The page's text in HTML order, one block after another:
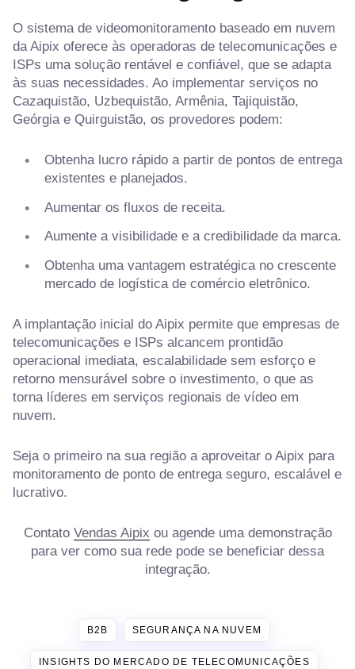
O sistema de videomonitoramento baseado em nuvem
da Aipix oferece às operadoras de telecomunicações e
ISPs uma solução rentável e confiável, que se adapta
às suas necessidades. Ao implementar serviços no
Cazaquistão, Uzbequistão, Armênia, Tajiquistão,
Geórgia e Quirguistão, os provedores podem:
Obtenha lucro rápido a partir de pontos de entrega
existentes e planejados.
Aumentar os fluxos de receita.
Aumente a visibilidade e a credibilidade da marca.
Obtenha uma vantagem estratégica no crescente
mercado de logística de comércio eletrônico.
A implantação inicial do Aipix permite que empresas de
telecomunicações e ISPs alcancem prontidão
operacional imediata, escalabilidade sem esforço e
retorno mensurável sobre o investimento, o que as
torna líderes em serviços regionais de vídeo em
nuvem.
Seja o primeiro na sua região a aproveitar o Aipix para
monitoramento de ponto de entrega seguro, escalável e
lucrativo.
Contato Vendas Aipix ou agende uma demonstração
para ver como sua rede pode se beneficiar dessa
integração.
B2B SEGURANÇA NA NUVEM
INSIGHTS DO MERCADO DE TELECOMUNICAÇÕES